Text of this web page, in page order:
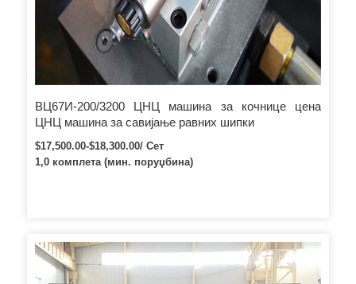
ВЦ67И-200/3200 ЦНЦ машина за кочнице цена
ЦНЦ машина за савијање равних шипки
$17,500.00-$18,300.00/ Сет
1,0 комплета (мин. поруџбина)